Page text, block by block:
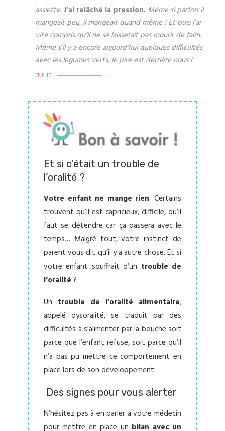
assiette. J’ai relâché la pression. Même si parfois il
mangeait peu, il mangeait quand même ! Et puis j’ai
vite compris qu’il ne se laisserait pas mourir de faim.
Même s’il y a encore aujourd’hui quelques difficultés
avec les légumes verts, le pire est derrière nous !
JULIE
Et si c’était un trouble de
l’oralité ?
Votre enfant ne mange rien. Certains
trouvent qu’il est capricieux, difficile, qu’il
faut se détendre car ça passera avec le
temps… Malgré tout, votre instinct de
parent vous dit qu’il y a autre chose. Et si
votre enfant souffrait d’un trouble de
l’oralité ?
Un trouble de l’oralité alimentaire,
appelé dysoralité, se traduit par des
difficultés à s’alimenter par la bouche soit
parce que l’enfant refuse, soit parce qu’il
n’a pas pu mettre ce comportement en
place lors de son développement.
Des signes pour vous alerter
N’hésitez pas à en parler à votre médecin
pour mettre en place un bilan avec un